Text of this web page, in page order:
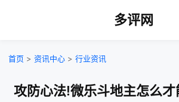
多评网
首页 > 资讯中心 > 行业资讯
攻防心法!微乐斗地主怎么